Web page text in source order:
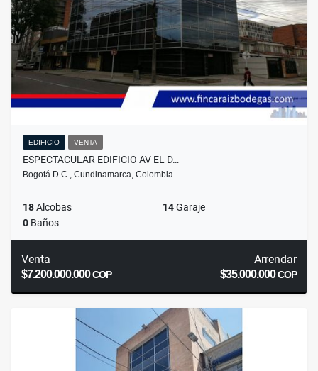
EDIFICIO VENTA
ESPECTACULAR EDIFICIO AV EL D…
Bogotá D.C., Cundinamarca, Colombia
18Alcobas 14Garaje
0 Baños
Venta
$7.200.000.000COP
Arrendar
$35.000.000COP